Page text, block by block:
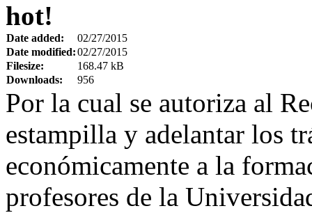
hot!
Date added:
02/27/2015
Date modified:02/27/2015
Filesize:
168.47 kB
Downloads:
956
Por la cual se autoriza al
estampilla y adelantar los
económicamente a la
profesores de la